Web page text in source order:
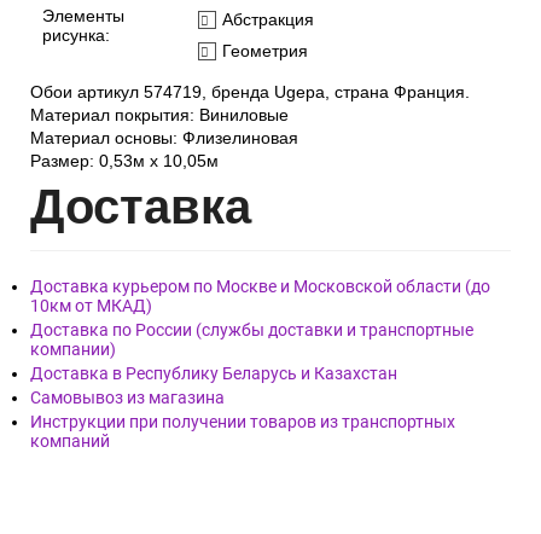
Элементы
рисунка:
Абстракция
Геометрия
Обои артикул 574719, бренда Ugepa, страна Франция.
Материал покрытия: Виниловые
Материал основы: Флизелиновая
Размер: 0,53м x 10,05м
Доставка
Доставка курьером по Москве и Московской области (до
10км от МКАД)
Доставка по России (службы доставки и транспортные
компании)
Доставка в Республику Беларусь и Казахстан
Самовывоз из магазина
Инструкции при получении товаров из транспортных
компаний